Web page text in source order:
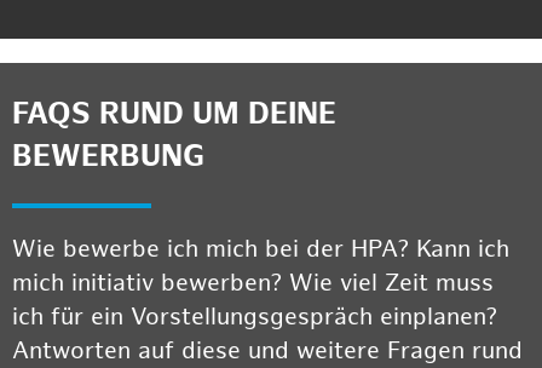
FAQS RUND UM DEINE
BEWERBUNG
Wie bewerbe ich mich bei der HPA? Kann ich
mich initiativ bewerben? Wie viel Zeit muss
ich für ein Vorstellungsgespräch einplanen?
Antworten auf diese und weitere Fragen rund